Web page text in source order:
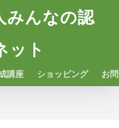
みんなの認
ット
講座 ショッピング お